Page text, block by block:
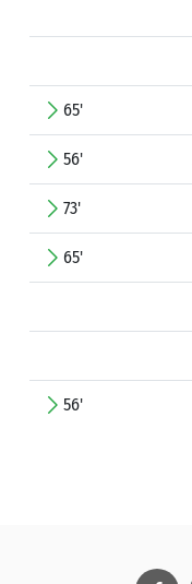
65'
56'
73'
65'
56'